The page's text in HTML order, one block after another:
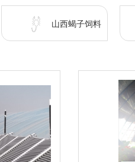
山西蝎子饲料